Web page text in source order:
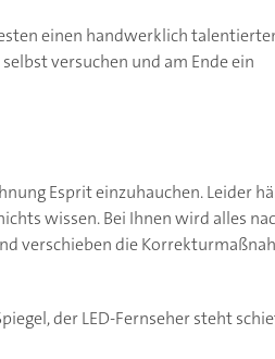
einen handwerklich
versuchen und am Ende ein
Esprit einzuhauchen. Leider
wissen. Bei Ihnen wird alles
verschieben die
der LED-Fernseher steht